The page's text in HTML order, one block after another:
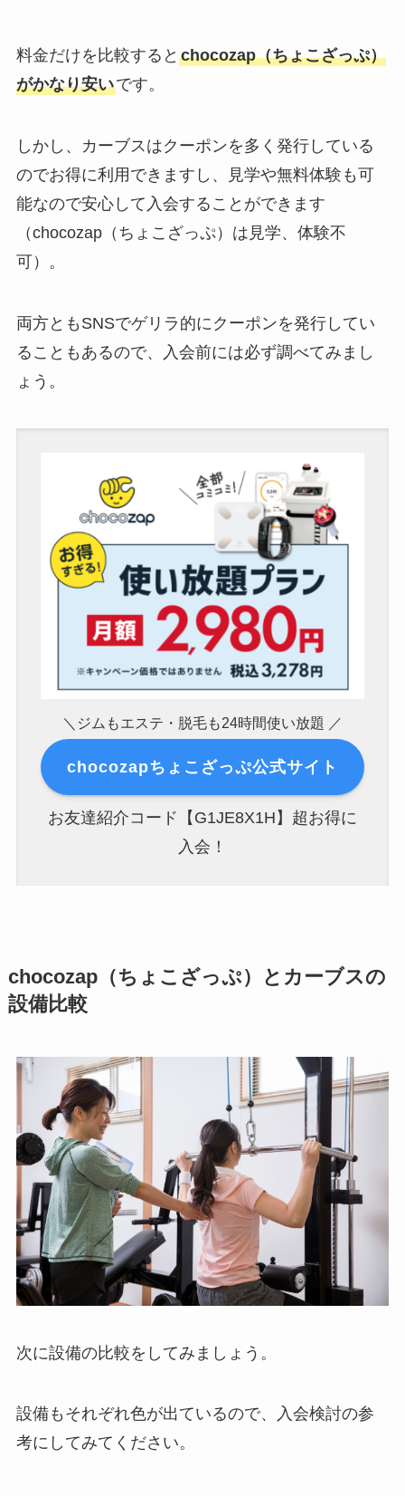
料金だけを比較すると chocozap（ちょこざっぷ）
がかなり安いです。
しかし、カーブスはクーポンを多く発行している
のでお得に利用できますし、見学や無料体験も可
能なので安心して入会することができます
（chocozap（ちょこざっぷ）は見学、体験不
可）。
両方ともSNSでゲリラ的にクーポンを発行してい
ることもあるので、入会前には必ず調べてみまし
ょう。
＼ジムもエステ・脱毛も24時間使い放題 ／
chocozapちょこざっぷ公式サイト
お友達紹介コード【G1JE8X1H】超お得に
入会！
chocozap（ちょこざっぷ）とカーブスの
設備比較
次に設備の比較をしてみましょう。
設備もそれぞれ色が出ているので、入会検討の参
考にしてみてください。